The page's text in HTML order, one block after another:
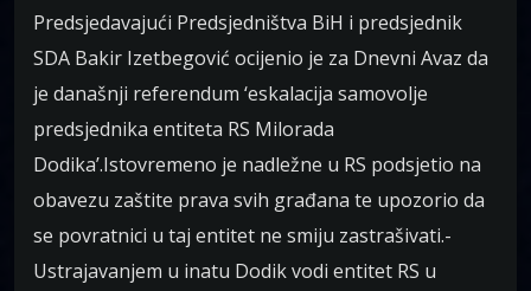
Predsjedavajući Predsjedništva BiH i predsjednik
SDA Bakir Izetbegović ocijenio je za Dnevni Avaz da
je današnji referendum ‘eskalacija samovolje
predsjednika entiteta RS Milorada
Dodika’.Istovremeno je nadležne u RS podsjetio na
obavezu zaštite prava svih građana te upozorio da
se povratnici u taj entitet ne smiju zastrašivati.-
Ustrajavanjem u inatu Dodik vodi entitet RS u